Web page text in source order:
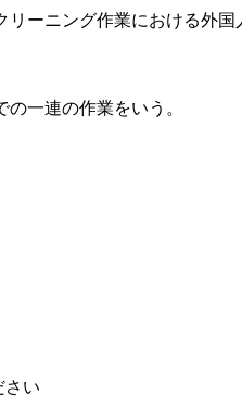
ーニング作業における外
一連の作業をいう。
さい